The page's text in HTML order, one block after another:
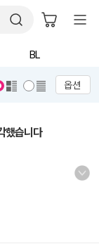
BL
옵션
했습니다